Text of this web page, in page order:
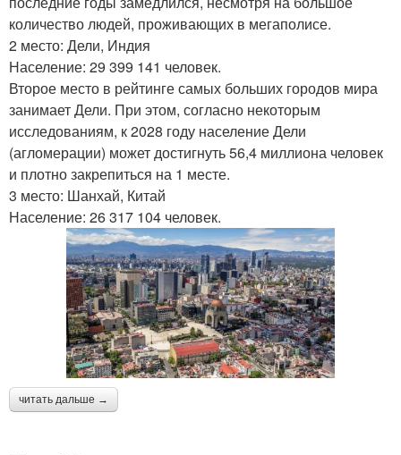
количество людей, проживающих в мегаполисе.
2 место: Дели, Индия
Население: 29 399 141 человек.
Второе место в рейтинге самых больших городов мира
занимает Дели. При этом, согласно некоторым
исследованиям, к 2028 году население Дели
(агломерации) может достигнуть 56,4 миллиона человек
и плотно закрепиться на 1 месте.
3 место: Шанхай, Китай
Население: 26 317 104 человек.
читать дальше →